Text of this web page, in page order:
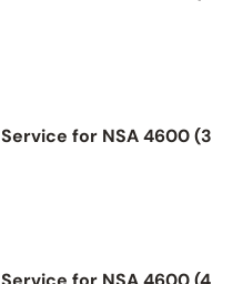
for NSA 4600 (3